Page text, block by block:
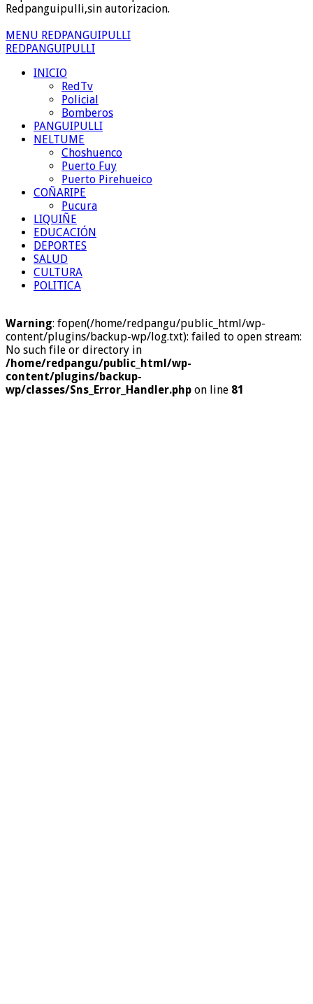
Redpanguipulli,sin autorizacion.
MENU REDPANGUIPULLI
REDPANGUIPULLI
INICIO
RedTv
Policial
Bomberos
PANGUIPULLI
NELTUME
Choshuenco
Puerto Fuy
Puerto Pirehueico
COÑARIPE
Pucura
LIQUIÑE
EDUCACIÓN
DEPORTES
SALUD
CULTURA
POLITICA
Warning: fopen(/home/redpangu/public_html/wp-
content/plugins/backup-wp/log.txt): failed to open stream:
No such file or directory in
/home/redpangu/public_html/wp-
content/plugins/backup-
wp/classes/Sns_Error_Handler.php on line 81